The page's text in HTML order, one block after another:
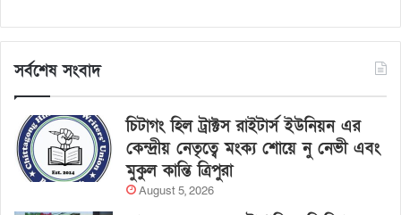
সর্বশেষ সংবাদ
চিটাগং হিল ট্রাক্টস রাইটার্স ইউনিয়ন এর
কেন্দ্রীয় নেতৃত্বে মংক্য শোয়ে নু নেভী এবং
মুকুল কান্তি ত্রিপুরা
August 5, 2026